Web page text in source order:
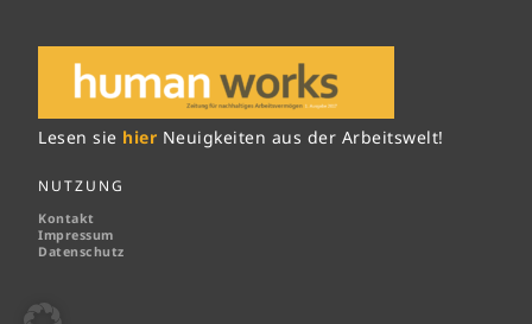
Lesen sie hier Neuigkeiten aus der Arbeitswelt!
NUTZUNG
Kontakt
Impressum
Datenschutz